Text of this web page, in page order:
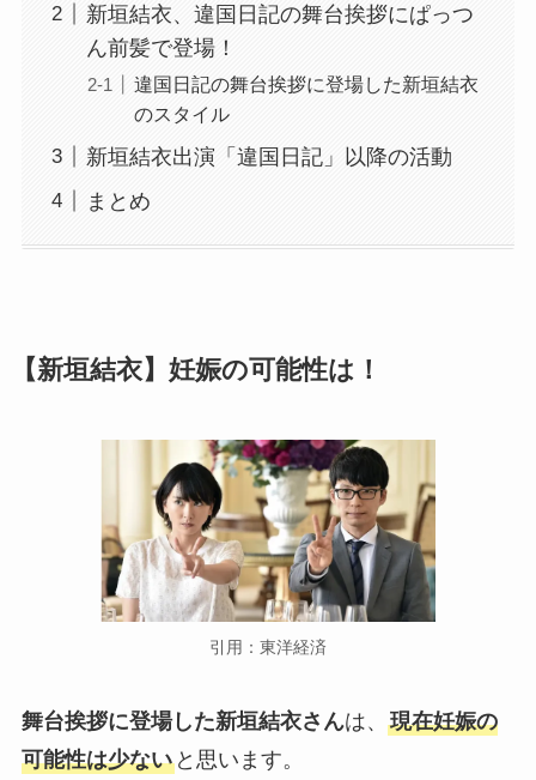
新垣結衣、違国日記の舞台挨拶にぱっつ
ん前髪で登場！
違国日記の舞台挨拶に登場した新垣結衣
のスタイル
新垣結衣出演「違国日記」以降の活動
まとめ
【新垣結衣】妊娠の可能性は！
引用：東洋経済
舞台挨拶に登場した新垣結衣さんは、 現在妊娠の
可能性は少ないと思います。